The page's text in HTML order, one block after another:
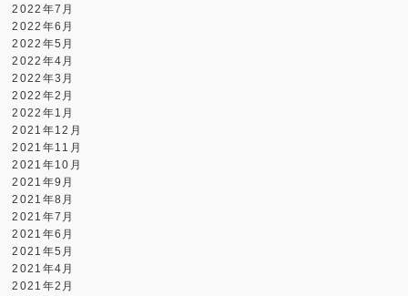
2022年7月
2022年6月
2022年5月
2022年4月
2022年3月
2022年2月
2022年1月
2021年12月
2021年11月
2021年10月
2021年9月
2021年8月
2021年7月
2021年6月
2021年5月
2021年4月
2021年2月